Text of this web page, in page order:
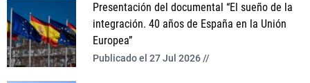
Presentación del documental “El sueño de la
integración. 40 años de España en la Unión
Europea”
Publicado el 27 Jul 2026 //